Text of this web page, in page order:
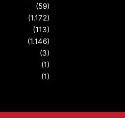
(59)
(1.172)
(113)
(1.146)
(3)
(1)
(1)